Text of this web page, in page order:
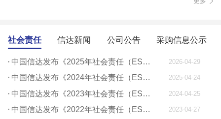
社会责任 信达新闻 公司公告 采购信息公示
中国信达发布《2025年社会责任（ESG）报告》 2026-04-29
中国信达发布《2024年社会责任（ESG）报告》 2025-04-24
中国信达发布《2023年社会责任（ESG）报告》 2024-04-25
中国信达发布《2022年社会责任（ESG）报告》
2023-04-27